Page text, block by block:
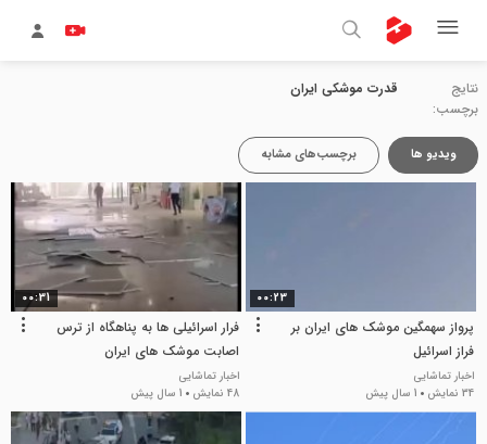
نتایج
برچسب:
قدرت موشکی ایران
ویدیو ها برچسب‌های مشابه
00:23
پرواز سهمگین موشک های ایران بر
فراز اسرائیل
اخبار تماشایی
34 نمایش
1 سال پیش
00:31
فرار اسرائیلی ها به پناهگاه از ترس
اصابت موشک های ایران
اخبار تماشایی
48 نمایش
1 سال پیش